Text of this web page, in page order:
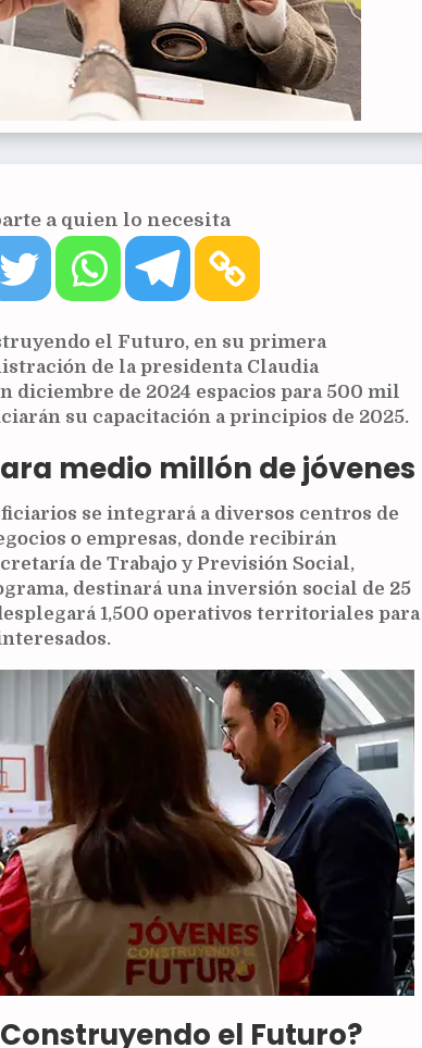
a quien lo necesita
el Futuro, en su primera
de la presidenta Claudia
diciembre de 2024 espacios para 500 mil
su capacitación a principios de 2025.
medio millón de jóvenes
se integrará a diversos centros de
o empresas, donde recibirán
de Trabajo y Previsión Social,
destinará una inversión social de 25
1,500 operativos territoriales para
el Futuro?